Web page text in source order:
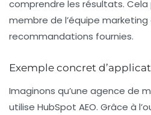
comprendre les résultats.
membre de l’équipe
recommandations fournies.
Exemple concret
Imaginons qu’une agence de
utilise HubSpot AEO. Grâce à